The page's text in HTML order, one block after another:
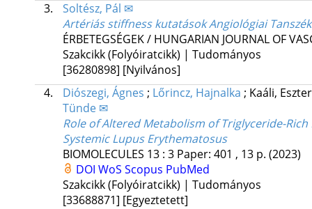
3.
Soltész, Pál ✉
Artériás stiffness kutatások Angiológiai
ÉRBETEGSÉGEK / HUNGARIAN JOURNAL OF
Szakcikk (Folyóiratcikk) | Tudományos
[36280898] [Nyilvános]
4.
Diószegi, Ágnes ; Lőrincz, Hajnalka ; Kaáli,
Tünde ✉
Role of Altered Metabolism of Triglyceride-
Systemic Lupus Erythematosus
BIOMOLECULES 13: 3 Paper: 401 , 13 p. (2023)
DOI WoS Scopus PubMed
Szakcikk (Folyóiratcikk) | Tudományos
[33688871] [Egyeztetett]